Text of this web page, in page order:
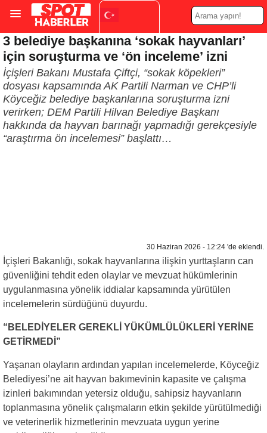
Turkish ▼
3 belediye başkanına ‘sokak hayvanları’
için soruşturma ve ‘ön inceleme’ izni
İçişleri Bakanı Mustafa Çiftçi, “sokak köpekleri”
dosyası kapsamında AK Partili Narman ve CHP’li
Köyceğiz belediye başkanlarına soruşturma izni
verirken; DEM Partili Hilvan Belediye Başkanı
hakkında da hayvan barınağı yapmadığı gerekçesiyle
“araştırma ön incelemesi” başlattı…
30 Haziran 2026 - 12:24 'de eklendi.
İçişleri Bakanlığı, sokak hayvanlarına ilişkin yurttaşların can
güvenliğini tehdit eden olaylar ve mevzuat hükümlerinin
uygulanmasına yönelik iddialar kapsamında yürütülen
incelemelerin sürdüğünü duyurdu.
“BELEDİYELER GEREKLİ YÜKÜMLÜLÜKLERİ YERİNE
GETİRMEDİ”
Yaşanan olayların ardından yapılan incelemelerde, Köyceğiz
Belediyesi’ne ait hayvan bakımevinin kapasite ve çalışma
izinleri bakımından yetersiz olduğu, sahipsiz hayvanların
toplanmasına yönelik çalışmaların etkin şekilde yürütülmediği
ve veterinerlik hizmetlerinin mevzuata uygun yerine